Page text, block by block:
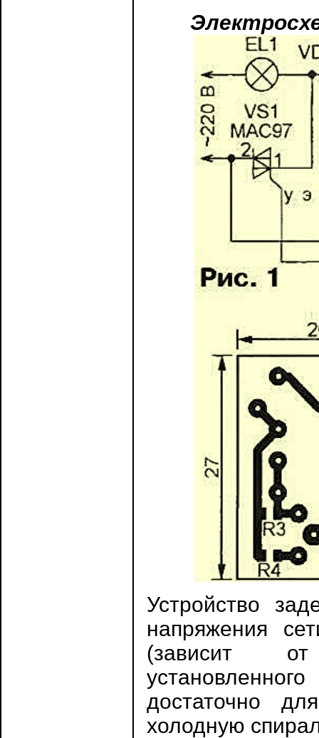
Устройство
напряжения
(зависит от
достаточно
холодную